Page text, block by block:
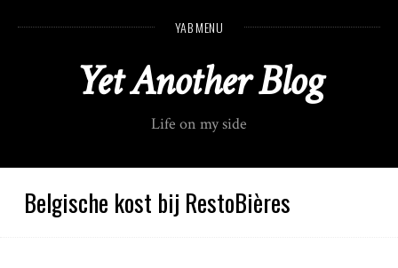
n
YAB MENU
Yet Another Blog
Life on my side
Belgische kost bij RestoBières